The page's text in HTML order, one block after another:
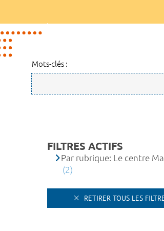
Mots-clés :
FILTRES ACTIFS
Par rubrique: Le centre
(2)
RETIRER TOUS LES